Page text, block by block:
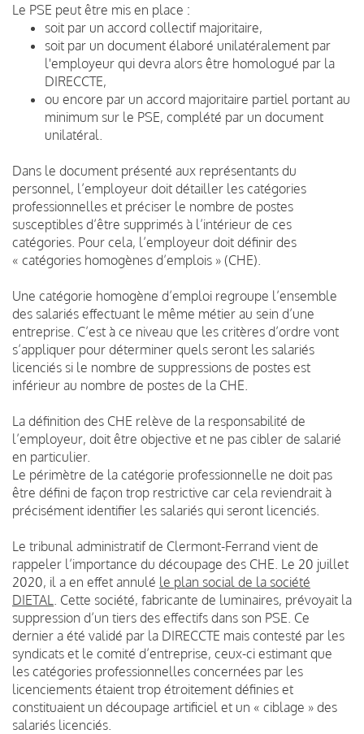
Le PSE peut être mis en place :
soit par un accord collectif majoritaire,
soit par un document élaboré unilatéralement par
l'employeur qui devra alors être homologué par la
DIRECCTE,
ou encore par un accord majoritaire partiel portant au
minimum sur le PSE, complété par un document
unilatéral.
Dans le document présenté aux représentants du
personnel, l’employeur doit détailler les catégories
professionnelles et préciser le nombre de postes
susceptibles d’être supprimés à l’intérieur de ces
catégories. Pour cela, l’employeur doit définir des
« catégories homogènes d’emplois » (CHE).
Une catégorie homogène d’emploi regroupe l’ensemble
des salariés effectuant le même métier au sein d’une
entreprise. C’est à ce niveau que les critères d’ordre vont
s’appliquer pour déterminer quels seront les salariés
licenciés si le nombre de suppressions de postes est
inférieur au nombre de postes de la CHE.
La définition des CHE relève de la responsabilité de
l’employeur, doit être objective et ne pas cibler de salarié
en particulier.
Le périmètre de la catégorie professionnelle ne doit pas
être défini de façon trop restrictive car cela reviendrait à
précisément identifier les salariés qui seront licenciés.
Le tribunal administratif de Clermont-Ferrand vient de
rappeler l’importance du découpage des CHE. Le 20 juillet
2020, il a en effet annulé le plan social de la société
DIETAL
. Cette société, fabricante de luminaires, prévoyait la
suppression d’un tiers des effectifs dans son PSE. Ce
dernier a été validé par la DIRECCTE mais contesté par les
syndicats et le comité d’entreprise, ceux-ci estimant que
les catégories professionnelles concernées par les
licenciements étaient trop étroitement définies et
constituaient un découpage artificiel et un « ciblage » des
salariés licenciés.